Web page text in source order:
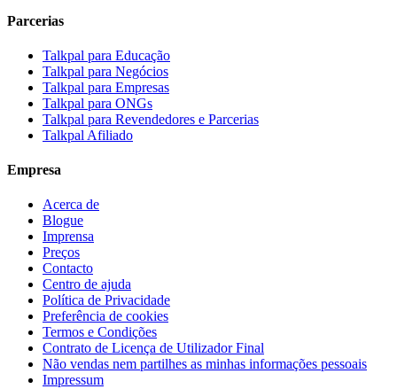
Parcerias
Talkpal para Educação
Talkpal para Negócios
Talkpal para Empresas
Talkpal para ONGs
Talkpal para Revendedores e Parcerias
Talkpal Afiliado
Empresa
Acerca de
Blogue
Imprensa
Preços
Contacto
Centro de ajuda
Política de Privacidade
Preferência de cookies
Termos e Condições
Contrato de Licença de Utilizador Final
Não vendas nem partilhes as minhas informações pessoais
Impressum